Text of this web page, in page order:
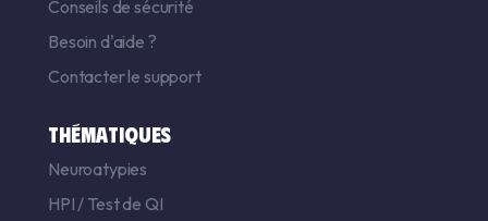
Conseils de sécurité
Besoin d'aide ?
Contacter le support
THÉMATIQUES
Neuroatypies
HPI / Test de QI